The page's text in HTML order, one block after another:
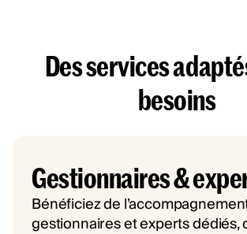
Des services
besoins
Gestionnaires &
Bénéficiez de
gestionnaires et experts dédiés,